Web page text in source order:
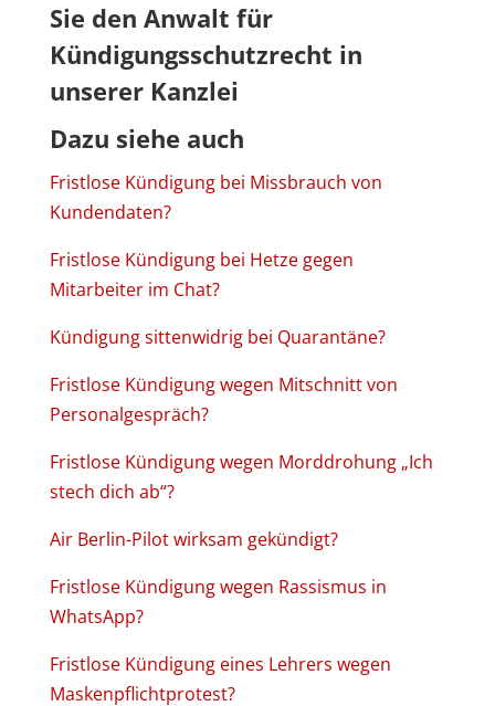
Sie den Anwalt für
Kündigungsschutzrecht in
unserer Kanzlei
Dazu siehe auch
Fristlose Kündigung bei Missbrauch von
Kundendaten?
Fristlose Kündigung bei Hetze gegen
Mitarbeiter im Chat?
Kündigung sittenwidrig bei Quarantäne?
Fristlose Kündigung wegen Mitschnitt von
Personalgespräch?
Fristlose Kündigung wegen Morddrohung „Ich
stech dich ab“?
Air Berlin-Pilot wirksam gekündigt?
Fristlose Kündigung wegen Rassismus in
WhatsApp?
Fristlose Kündigung eines Lehrers wegen
Maskenpflichtprotest?